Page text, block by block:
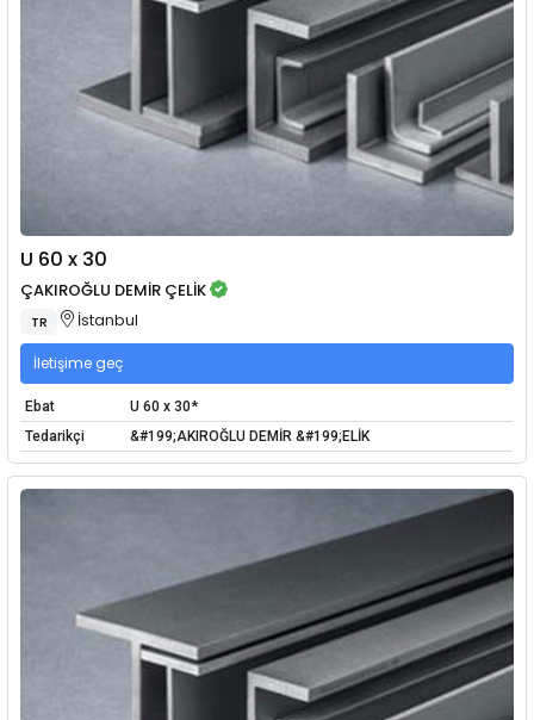
U 60 x 30
ÇAKIROĞLU DEMİR ÇELİK
TR İstanbul
İletişime geç
Ebat
U 60 x 30*
Tedarikçi
&#199;AKIROĞLU DEMİR &#199;ELİK